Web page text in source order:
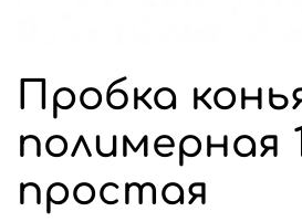
Пробка
полимерная
простая